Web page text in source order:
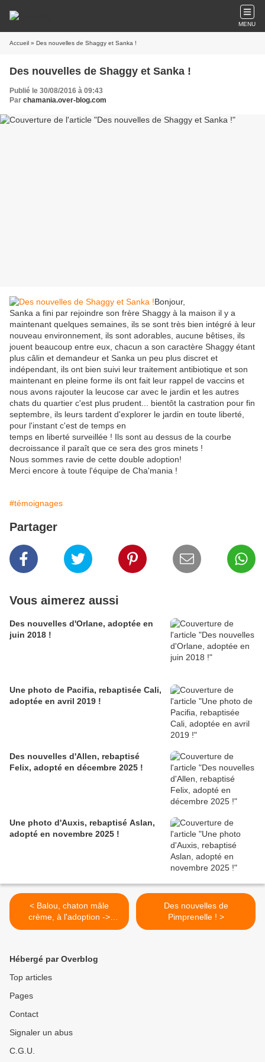
MENU
Accueil » Des nouvelles de Shaggy et Sanka !
Des nouvelles de Shaggy et Sanka !
Publié le 30/08/2016 à 09:43
Par chamania.over-blog.com
Bonjour,
Sanka a fini par rejoindre son frère Shaggy à la maison il y a
maintenant quelques semaines, ils se sont très bien intégré à leur
nouveau environnement, ils sont adorables, aucune bêtises, ils
jouent beaucoup entre eux, chacun a son caractère Shaggy étant
plus câlin et demandeur et Sanka un peu plus discret et
indépendant, ils ont bien suivi leur traitement antibiotique et son
maintenant en pleine forme ils ont fait leur rappel de vaccins et
nous avons rajouter la leucose car avec le jardin et les autres
chats du quartier c'est plus prudent... bientôt la castration pour fin
septembre, ils leurs tardent d'explorer le jardin en toute liberté,
pour l'instant c'est de temps en
temps en liberté surveillée ! Ils sont au dessus de la courbe
decroissance il paraît que ce sera des gros minets !
Nous sommes ravie de cette double adoption!
Merci encore à toute l'équipe de Cha'mania !
#témoignages
Partager
Vous aimerez aussi
Des nouvelles d'Orlane, adoptée en
juin 2018 !
Une photo de Pacifia, rebaptisée Cali,
adoptée en avril 2019 !
Des nouvelles d'Allen, rebaptisé
Felix, adopté en décembre 2025 !
Une photo d'Auxis, rebaptisé Aslan,
adopté en novembre 2025 !
< Balou, chaton mâle
crème, à l'adoption ->
adopté
Des nouvelles de
Pimprenelle ! >
Hébergé par Overblog
Top articles
Pages
Contact
Signaler un abus
C.G.U.